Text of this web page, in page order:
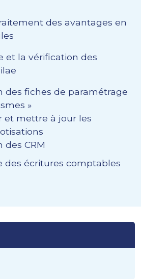
des avantages en
et la vérification des
des fiches de paramétrage
»
et mettre à jour les
des CRM
des écritures comptables